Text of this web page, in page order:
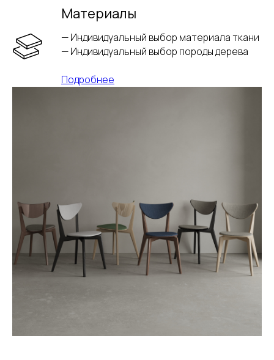
Материалы
— Индивидуальный выбор материала ткани
— Индивидуальный выбор породы дерева
Подробнее